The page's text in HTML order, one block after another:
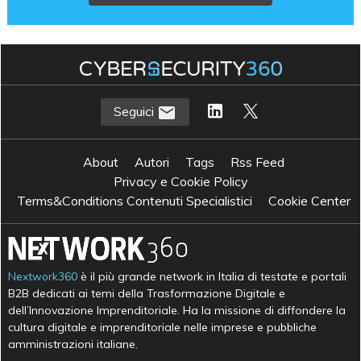
Seguici
About Autori Tags
Rss Feed
Privacy e Cookie Policy
Terms&Conditions Contenuti Specialistici
Cookie Center
Nextwork360 è il più grande network in Italia di testate e portali
B2B dedicati ai temi della Trasformazione Digitale e
dell’Innovazione Imprenditoriale. Ha la missione di diffondere la
cultura digitale e imprenditoriale nelle imprese e pubbliche
amministrazioni italiane.